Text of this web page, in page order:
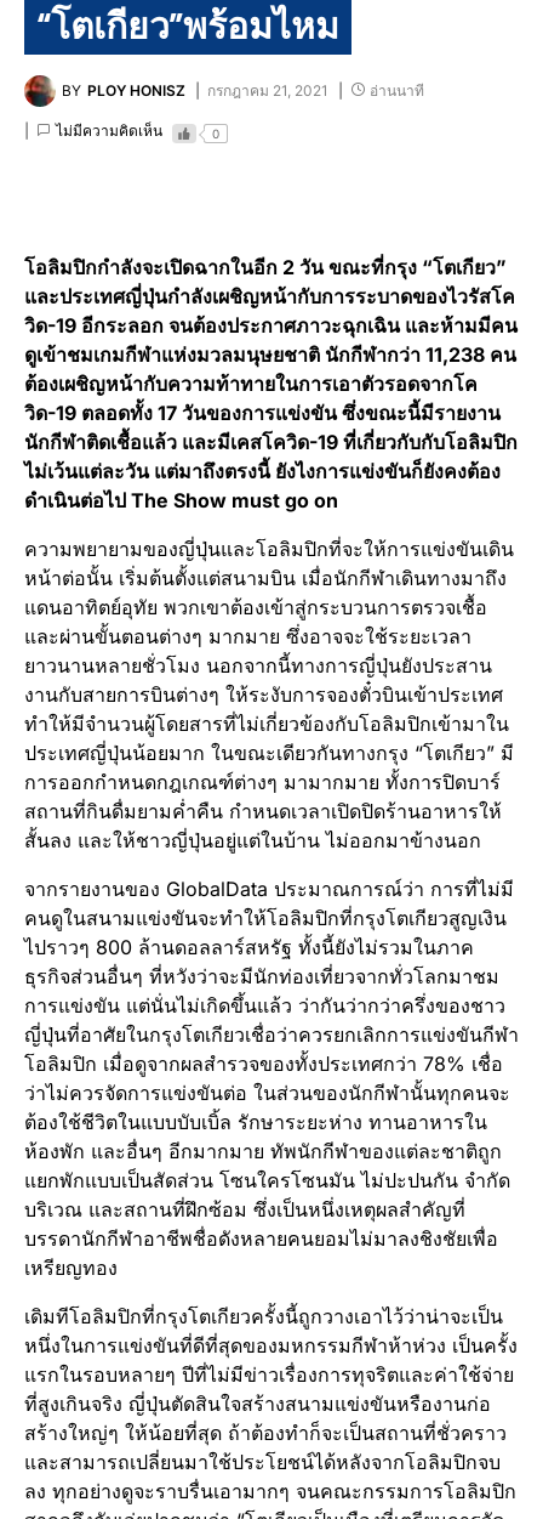
“โตเกียว”พร้อมไหม
BY PLOY HONISZ กรกฎาคม 21, 2021 อ่านนาที
ไม่มีความคิดเห็น 0
โอลิมปิกกำลังจะเปิดฉากในอีก 2 วัน ขณะที่กรุง “โตเกียว”
และประเทศญี่ปุ่นกำลังเผชิญหน้ากับการระบาดของไวรัสโค
วิด-19 อีกระลอก จนต้องประกาศภาวะฉุกเฉิน และห้ามมีคน
ดูเข้าชมเกมกีฬาแห่งมวลมนุษยชาติ นักกีฬากว่า 11,238 คน
ต้องเผชิญหน้ากับความท้าทายในการเอาตัวรอดจากโค
วิด-19 ตลอดทั้ง 17 วันของการแข่งขัน ซึ่งขณะนี้มีรายงาน
นักกีฬาติดเชื้อแล้ว และมีเคสโควิด-19 ที่เกี่ยวกับกับโอลิมปิก
ไม่เว้นแต่ละวัน แต่มาถึงตรงนี้ ยังไงการแข่งขันก็ยังคงต้อง
ดำเนินต่อไป The Show must go on
ความพยายามของญี่ปุ่นและโอลิมปิกที่จะให้การแข่งขันเดิน
หน้าต่อนั้น เริ่มต้นตั้งแต่สนามบิน เมื่อนักกีฬาเดินทางมาถึง
แดนอาทิตย์อุทัย พวกเขาต้องเข้าสู่กระบวนการตรวจเชื้อ
และผ่านขั้นตอนต่างๆ มากมาย ซึ่งอาจจะใช้ระยะเวลา
ยาวนานหลายชั่วโมง นอกจากนี้ทางการญี่ปุ่นยังประสาน
งานกับสายการบินต่างๆ ให้ระงับการจองตั๋วบินเข้าประเทศ
ทำให้มีจำนวนผู้โดยสารที่ไม่เกี่ยวข้องกับโอลิมปิกเข้ามาใน
ประเทศญี่ปุ่นน้อยมาก ในขณะเดียวกันทางกรุง “โตเกียว” มี
การออกกำหนดกฎเกณฑ์ต่างๆ มามากมาย ทั้งการปิดบาร์
สถานที่กินดื่มยามค่ำคืน กำหนดเวลาเปิดปิดร้านอาหารให้
สั้นลง และให้ชาวญี่ปุ่นอยู่แต่ในบ้าน ไม่ออกมาข้างนอก
จากรายงานของ GlobalData ประมาณการณ์ว่า การที่ไม่มี
คนดูในสนามแข่งขันจะทำให้โอลิมปิกที่กรุงโตเกียวสูญเงิน
ไปราวๆ 800 ล้านดอลลาร์สหรัฐ ทั้งนี้ยังไม่รวมในภาค
ธุรกิจส่วนอื่นๆ ที่หวังว่าจะมีนักท่องเที่ยวจากทั่วโลกมาชม
การแข่งขัน แต่นั่นไม่เกิดขึ้นแล้ว ว่ากันว่ากว่าครึ่งของชาว
ญี่ปุ่นที่อาศัยในกรุงโตเกียวเชื่อว่าควรยกเลิกการแข่งขันกีฬา
โอลิมปิก เมื่อดูจากผลสำรวจของทั้งประเทศกว่า 78% เชื่อ
ว่าไม่ควรจัดการแข่งขันต่อ ในส่วนของนักกีฬานั้นทุกคนจะ
ต้องใช้ชีวิตในแบบบับเบิ้ล รักษาระยะห่าง ทานอาหารใน
ห้องพัก และอื่นๆ อีกมากมาย ทัพนักกีฬาของแต่ละชาติถูก
แยกพักแบบเป็นสัดส่วน โซนใครโซนมัน ไม่ปะปนกัน จำกัด
บริเวณ และสถานที่ฝึกซ้อม ซึ่งเป็นหนึ่งเหตุผลสำคัญที่
บรรดานักกีฬาอาชีพชื่อดังหลายคนยอมไม่มาลงชิงชัยเพื่อ
เหรียญทอง
เดิมทีโอลิมปิกที่กรุงโตเกียวครั้งนี้ถูกวางเอาไว้ว่าน่าจะเป็น
หนึ่งในการแข่งขันที่ดีที่สุดของมหกรรมกีฬาห้าห่วง เป็นครั้ง
แรกในรอบหลายๆ ปีที่ไม่มีข่าวเรื่องการทุจริตและค่าใช้จ่าย
ที่สูงเกินจริง ญี่ปุ่นตัดสินใจสร้างสนามแข่งขันหรืองานก่อ
สร้างใหญ่ๆ ให้น้อยที่สุด ถ้าต้องทำก็จะเป็นสถานที่ชั่วคราว
และสามารถเปลี่ยนมาใช้ประโยชน์ได้หลังจากโอลิมปิกจบ
ลง ทุกอย่างดูจะราบรื่นเอามากๆ จนคณะกรรมการโอลิมปิก